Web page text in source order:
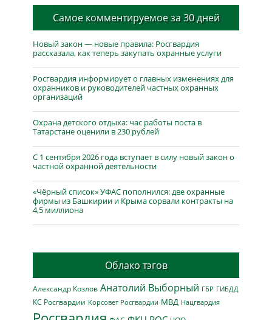
Самое комментируемое за 30 дней
Новый закон — новые правила: Росгвардия
рассказала, как теперь закупать охранные услуги
Росгвардия информирует о главных изменениях для
охранников и руководителей частных охранных
организаций
Охрана детского отдыха: час работы поста в
Татарстане оценили в 230 рублей
С 1 сентября 2026 года вступает в силу новый закон о
частной охранной деятельности
«Чёрный список» УФАС пополнился: две охранные
фирмы из Башкирии и Крыма сорвали контракты на
4,5 миллиона
Облако тэгов
Александр Козлов Анатолий Выборный ГБР ГИБДД
КС Росгвардии Корсовет Росгвардии МВД Нацгвардия